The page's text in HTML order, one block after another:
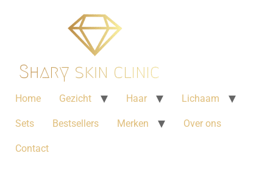
Home Gezicht Haar Lichaam
Sets Bestsellers Merken Over ons
Contact